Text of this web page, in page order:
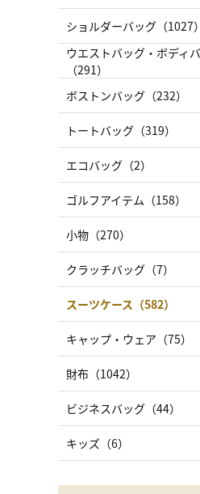
ショルダーバッグ（1027）
ウエストバッグ・ボディ
（291）
ボストンバッグ（232）
トートバッグ（319）
エコバッグ（2）
ゴルフアイテム（158）
小物（270）
クラッチバッグ（7）
スーツケース（582）
キャップ・ウェア（75）
財布（1042）
ビジネスバッグ（44）
キッズ（6）